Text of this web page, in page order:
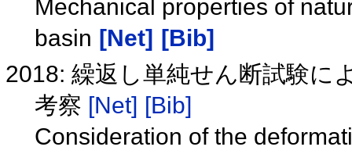
Mechanical properties of
basin [Net]
[Bib]
2018: 繰返し単純せん断試験に
考察 [Net] [Bib]
Consideration of the